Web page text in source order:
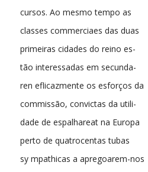
cursos. Ao mesmo tempo as
classes commerciaes das duas
primeiras cidades do reino es-
tão interessadas em secunda-
ren eflicazmente os esforços da
commissão, convictas da utili-
dade de espalhareat na Europa
perto de quatrocentas tubas
sy mpathicas a apregoarem-nos